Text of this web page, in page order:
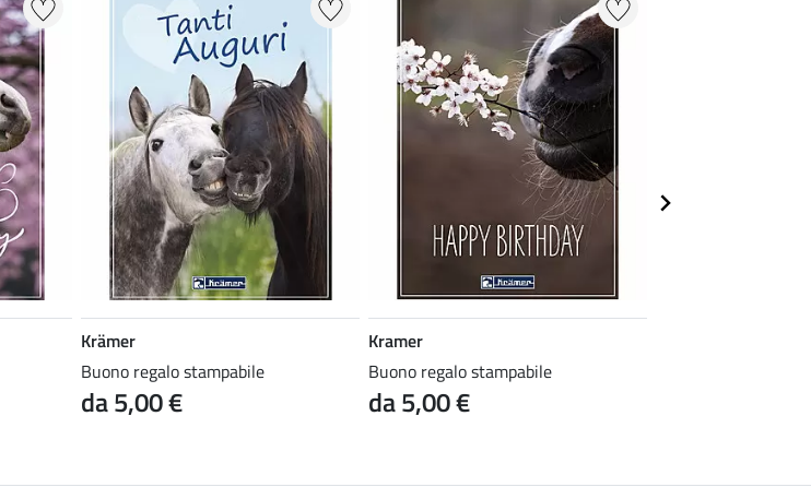
Krämer
Buono regalo stampabile
da 5,00 €
Kramer
Buono regalo stampabile
da 5,00 €